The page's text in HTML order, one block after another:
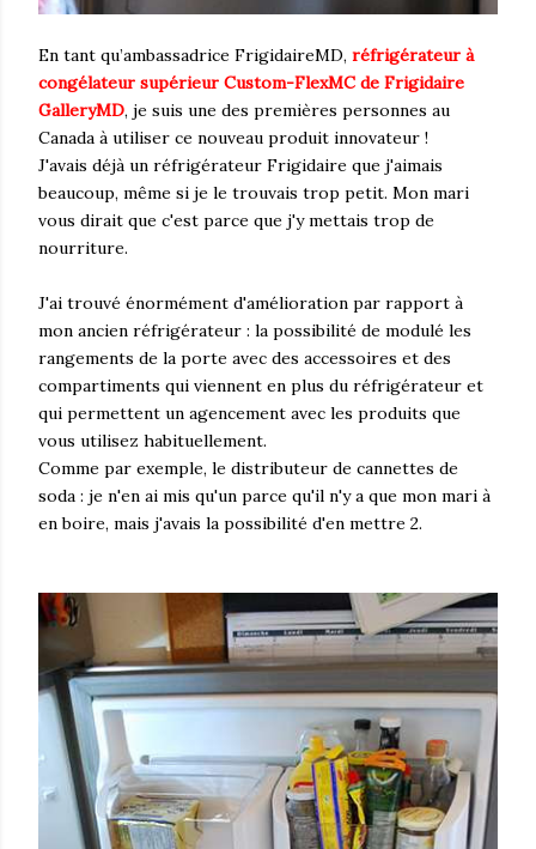
En tant qu’ambassadrice FrigidaireMD, réfrigérateur à
congélateur supérieur Custom-FlexMC de Frigidaire
GalleryMD, je suis une des premières personnes au
Canada à utiliser ce nouveau produit innovateur !
J'avais déjà un réfrigérateur Frigidaire que j'aimais
beaucoup, même si je le trouvais trop petit. Mon mari
vous dirait que c'est parce que j'y mettais trop de
nourriture.
J'ai trouvé énormément d'amélioration par rapport à
mon ancien réfrigérateur : la possibilité de modulé les
rangements de la porte avec des accessoires et des
compartiments qui viennent en plus du réfrigérateur et
qui permettent un agencement avec les produits que
vous utilisez habituellement.
Comme par exemple, le distributeur de cannettes de
soda : je n'en ai mis qu'un parce qu'il n'y a que mon mari à
en boire, mais j'avais la possibilité d'en mettre 2.